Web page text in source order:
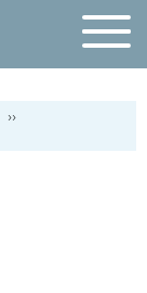
››